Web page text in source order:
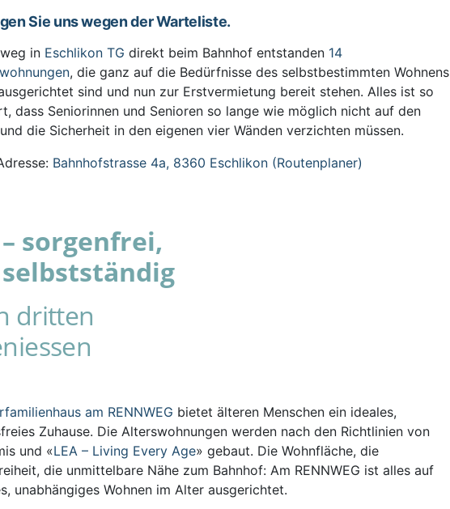
Sie uns wegen der Warteliste.
in Eschlikon TG direkt beim Bahnhof entstanden 14
, die ganz auf die Bedürfnisse des selbstbestimmten Wohnens
sind und nun zur Erstvermietung bereit stehen. Alles ist so
dass Seniorinnen und Senioren so lange wie möglich nicht auf den
die Sicherheit in den eigenen vier Wänden verzichten müssen.
Bahnhofstrasse 4a, 8360 Eschlikon (Routenplaner)
sorgenfrei,
dritten
am RENNWEG bietet älteren Menschen ein ideales,
Zuhause. Die Alterswohnungen werden nach den Richtlinien von
und «LEA – Living Every Age» gebaut. Die Wohnfläche, die
die unmittelbare Nähe zum Bahnhof: Am RENNWEG ist alles auf
unabhängiges Wohnen im Alter ausgerichtet.